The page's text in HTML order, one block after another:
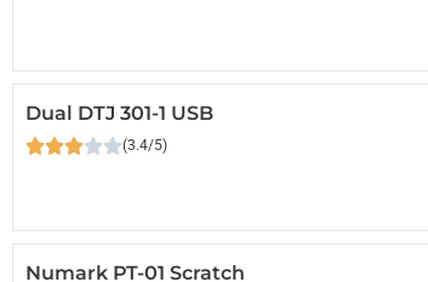
Dual DTJ 301-1 USB
(3.4/5)
Numark PT-01 Scratch